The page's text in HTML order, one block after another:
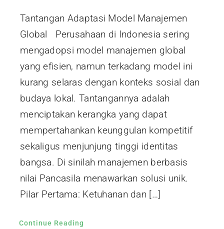
Tantangan Adaptasi Model Manajemen
Global Perusahaan di Indonesia sering
mengadopsi model manajemen global
yang efisien, namun terkadang model ini
kurang selaras dengan konteks sosial dan
budaya lokal. Tantangannya adalah
menciptakan kerangka yang dapat
mempertahankan keunggulan kompetitif
sekaligus menjunjung tinggi identitas
bangsa. Di sinilah manajemen berbasis
nilai Pancasila menawarkan solusi unik.
Pilar Pertama: Ketuhanan dan […]
Continue Reading